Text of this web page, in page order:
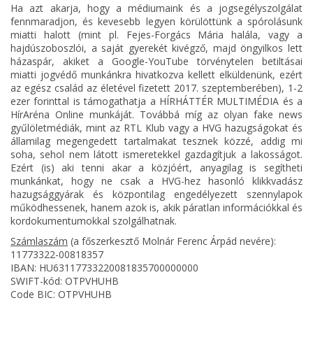
Ha azt akarja, hogy a médiumaink és a jogsegélyszolgálat
fennmaradjon, és kevesebb legyen körülöttünk a spórolásunk
miatti halott (mint pl. Fejes-Forgács Mária halála, vagy a
hajdúszoboszlói, a saját gyerekét kivégző, majd öngyilkos lett
házaspár, akiket a Google-YouTube törvénytelen betiltásai
miatti jogvédő munkánkra hivatkozva kellett elküldenünk, ezért
az egész család az életével fizetett 2017. szeptemberében), 1-2
ezer forinttal is támogathatja a HÍRHÁTTÉR MULTIMÉDIA és a
HírAréna Online munkáját. Továbbá míg az olyan fake news
gyűlöletmédiák, mint az RTL Klub vagy a HVG hazugságokat és
államilag megengedett tartalmakat tesznek közzé, addig mi
soha, sehol nem látott ismeretekkel gazdagítjuk a lakosságot.
Ezért (is) aki tenni akar a közjóért, anyagilag is segítheti
munkánkat, hogy ne csak a HVG-hez hasonló klikkvadász
hazugsággyárak és központilag engedélyezett szennylapok
működhessenek, hanem azok is, akik páratlan információkkal és
kordokumentumokkal szolgálhatnak.
Számlaszám (a főszerkesztő Molnár Ferenc Árpád nevére):
11773322-00818357
IBAN: HU63117733220081835700000000
SWIFT-kód: OTPVHUHB
Code BIC: OTPVHUHB